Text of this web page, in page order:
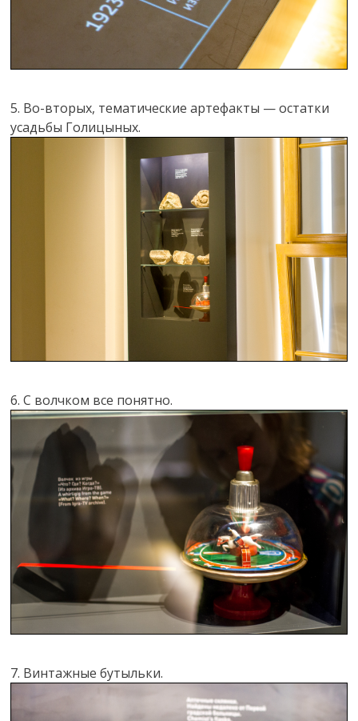
5. Во-вторых, тематические артефакты — остатки
усадьбы Голицыных.
6. С волчком все понятно.
7. Винтажные бутыльки.